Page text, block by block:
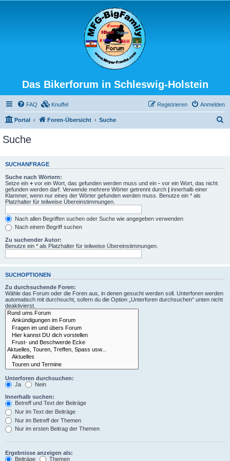
Das Bikerforum in Schleswig-Holstein
FAQ Knuffel Anmelden
Registrieren
Portal Foren-Übersicht Suche
e
Suche
SUCHANFRAGE
Suche nach Wörtern:
Setze ein + vor ein Wort, das gefunden werden muss und ein - vor ein Wort, das nicht
gefunden werden darf. Verwende mehrere Wörter getrennt durch | innerhalb einer
Klammer, wenn nur eines der Wörter gefunden werden muss. Benutze ein * als
Platzhalter für teilweise Übereinstimmungen.
Nach allen Begriffen suchen oder Suche wie angegeben verwenden
Nach einem Begriff suchen
Zu suchender Autor:
Benutze ein * als Platzhalter für teilweise Übereinstimmungen.
SUCHOPTIONEN
Zu durchsuchende Foren:
Wähle das Forum oder die Foren aus, in denen gesucht werden soll. Unterforen werden
automatisch mit durchsucht, sofern du die Option „Unterforen durchsuchen“ unten nicht
deaktivierst.
Unterforen durchsuchen:
Ja
Nein
Innerhalb suchen:
Betreff und Text der Beiträge
Nur im Text der Beiträge
Nur im Betreff der Themen
Nur im ersten Beitrag der Themen
Ergebnisse anzeigen als:
Beiträge
Themen